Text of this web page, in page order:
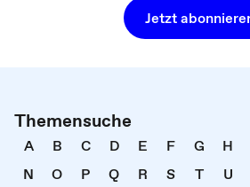
Jetzt
Themensuche
A B C D E F G H
N
O P Q R S T U